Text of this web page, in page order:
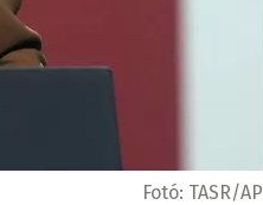
Fotó: TASR/AP